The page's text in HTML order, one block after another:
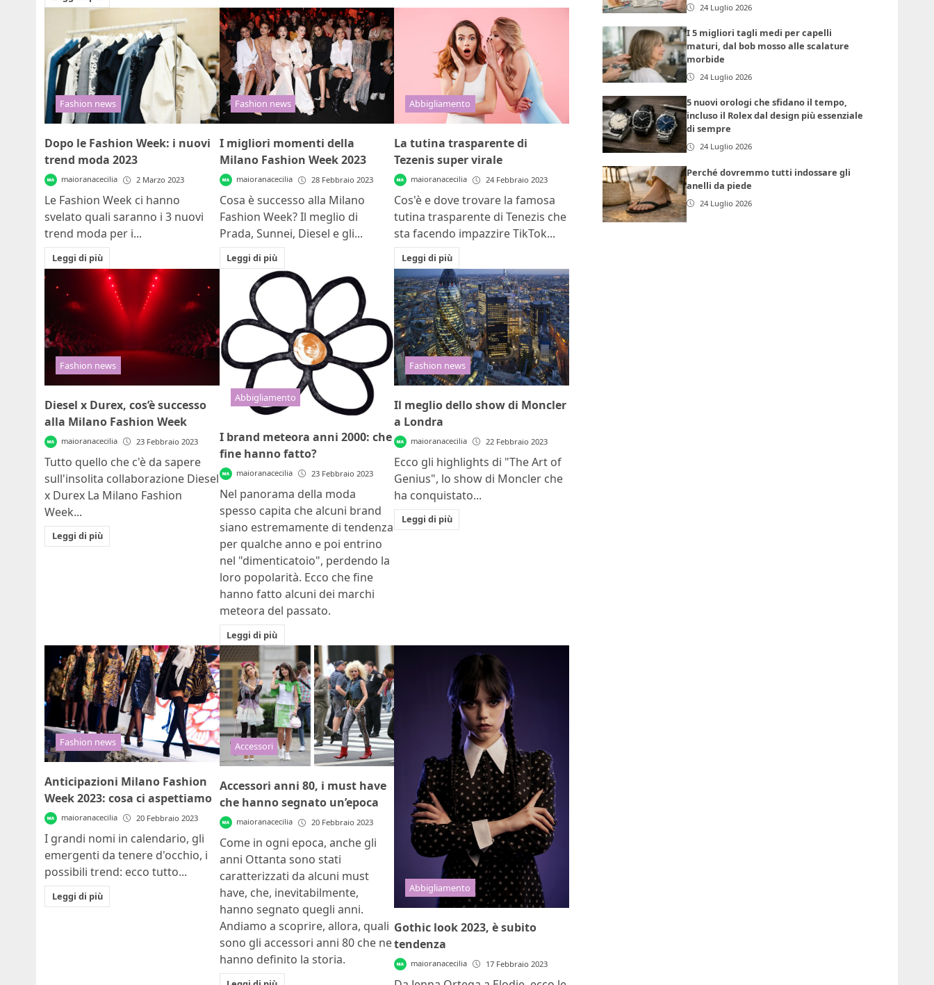
Fashion news
Dopo le Fashion Week: i nuovi
trend moda 2023
maioranacecilia 2 Marzo 2023
Le Fashion Week ci hanno
svelato quali saranno i 3 nuovi
trend moda per i...
Leggi di più
Fashion news
I migliori momenti della
Milano Fashion Week 2023
maioranacecilia 28 Febbraio 2023
Cosa è successo alla Milano
Fashion Week? Il meglio di
Prada, Sunnei, Diesel e gli...
Leggi di più
Abbigliamento
La tutina trasparente di
Tezenis super virale
maioranacecilia 24 Febbraio 2023
Cos'è e dove trovare la famosa
tutina trasparente di Tenezis che
sta facendo impazzire TikTok...
Leggi di più
Fashion news
Diesel x Durex, cos’è successo
alla Milano Fashion Week
maioranacecilia 23 Febbraio 2023
Tutto quello che c'è da sapere
sull'insolita collaborazione Diesel
x Durex La Milano Fashion
Week...
Leggi di più
Abbigliamento
I brand meteora anni 2000: che
fine hanno fatto?
maioranacecilia 23 Febbraio 2023
Nel panorama della moda
spesso capita che alcuni brand
siano estremamente di tendenza
per qualche anno e poi entrino
nel "dimenticatoio", perdendo la
loro popolarità. Ecco che fine
hanno fatto alcuni dei marchi
meteora del passato.
Leggi di più
Fashion news
Il meglio dello show di Moncler
a Londra
maioranacecilia 22 Febbraio 2023
Ecco gli highlights di "The Art of
Genius", lo show di Moncler che
ha conquistato...
Leggi di più
Fashion news
Anticipazioni Milano Fashion
Week 2023: cosa ci aspettiamo
maioranacecilia 20 Febbraio 2023
I grandi nomi in calendario, gli
emergenti da tenere d'occhio, i
possibili trend: ecco tutto...
Leggi di più
Accessori
Accessori anni 80, i must have
che hanno segnato un’epoca
maioranacecilia 20 Febbraio 2023
Come in ogni epoca, anche gli
anni Ottanta sono stati
caratterizzati da alcuni must
have, che, inevitabilmente,
hanno segnato quegli anni.
Andiamo a scoprire, allora, quali
sono gli accessori anni 80 che ne
hanno definito la storia.
Abbigliamento
Gothic look 2023, è subito
tendenza
maioranacecilia 17 Febbraio 2023
24 Luglio 2026
I 5 migliori tagli medi per capelli
maturi, dal bob mosso alle scalature
morbide
24 Luglio 2026
5 nuovi orologi che sfidano il tempo,
incluso il Rolex dal design più essenziale
di sempre
24 Luglio 2026
Perché dovremmo tutti indossare gli
anelli da piede
24 Luglio 2026